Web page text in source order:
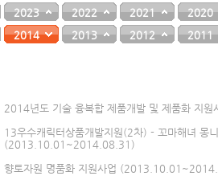
2023 2022 2021 2020
2014 2013 2012 2011
2014년도 기술 융복합 제품개발 및 제품화
13우수캐릭터상품개발지원(2차) - 꼬마해녀 몽
(2013.10.01~2014.08.31)
향토자원 명품화 지원사업